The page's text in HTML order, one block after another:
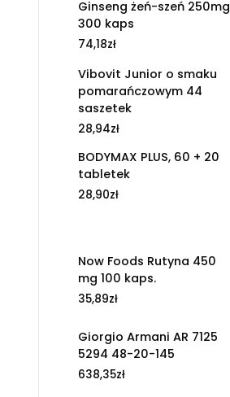
Ginseng żeń-szeń 250mg
300 kaps
74,18zł
Vibovit Junior o smaku
pomarańczowym 44
saszetek
28,94zł
BODYMAX PLUS, 60 + 20
tabletek
28,90zł
Now Foods Rutyna 450
mg 100 kaps.
35,89zł
Giorgio Armani AR 7125
5294 48-20-145
638,35zł